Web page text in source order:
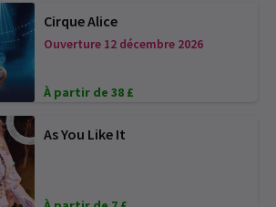
Cirque Alice
Ouverture 12 décembre 2026
À partir de 38 £
As You Like It